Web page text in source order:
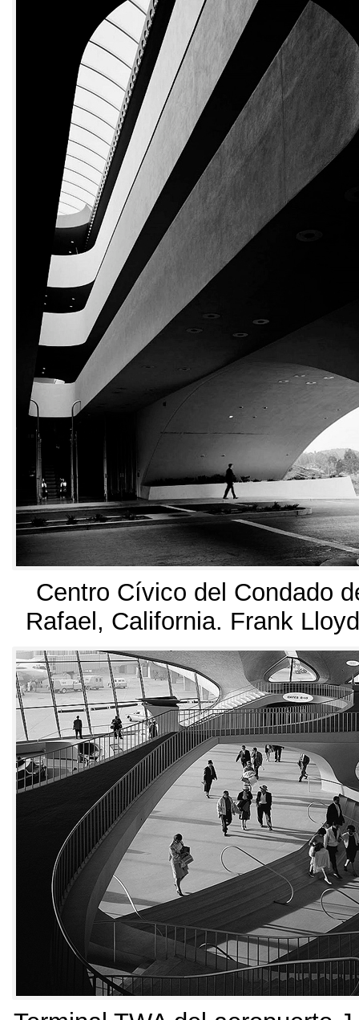
Centro Cívico del Condado
Rafael , California. Frank